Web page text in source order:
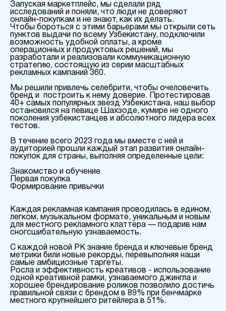
Запуская маркетплейс, мы сделали ряд
исследований и поняли, что люди не доверяют
онлайн-покупкам и не знают, как их делать.
Чтобы бороться с этими барьерами мы открыли сеть
пунктов выдачи по всему Узбекистану, подключили
возможность удобной оплаты, а кроме
операционных и продуктовых решений, мы
разработали и реализовали коммуникационную
стратегию, состоящую из серии масштабных
рекламных кампаний 360.
Мы решили привлечь селебрити, чтобы очеловечить
бренд и построить к нему доверие. Протестировав
40+ самых популярных звезд Узбекистана, наш выбор
остановился на певице Шахзоде, кумире не одного
поколения узбекистанцев и абсолютного лидера всех
тестов.
В течение всего 2023 года мы вместе с ней и
аудиторией прошли каждый этап развития онлайн-
покупок для страны, выполняя определенные цели:
Знакомство и обучение
Первая покупка
Формирование привычки
Каждая рекламная кампания проводилась в едином,
легком, музыкальном формате, уникальным и новым
для местного рекламного клаттера — подарив нам
сногсшибательную узнаваемость.
С каждой новой РК знание бренда и ключевые бренд
метрики били новые рекорды, перевыполняя наши
самые амбициозные таргеты.
Росла и эффективность креативов - использование
одной креативной рамки, узнаваемого джингла и
хорошее брендирование роликов позволило достичь
правильной связи с брендом в 89% при бенчмарке
местного крупнейшего ритейлера в 51%.